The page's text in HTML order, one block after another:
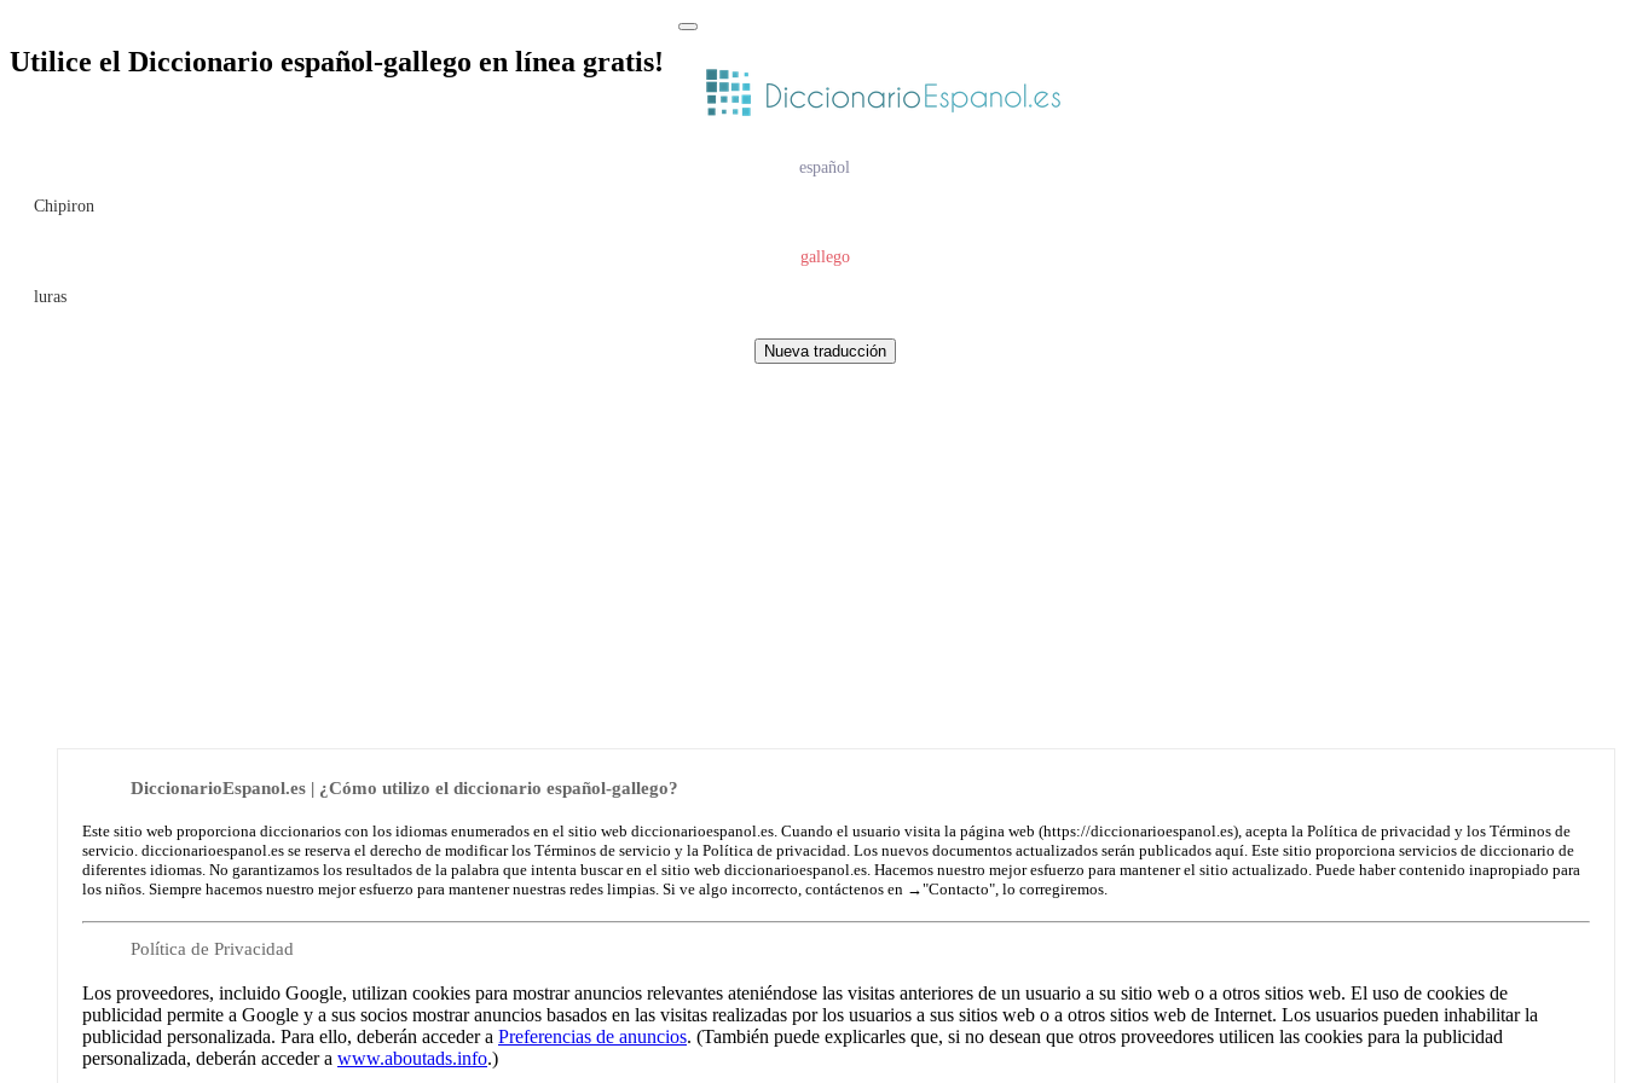
Utilice el Diccionario español-gallego en línea gratis!
español
Chipiron
gallego
luras
DiccionarioEspanol.es | ¿Cómo utilizo el diccionario español-gallego?
Este sitio web proporciona diccionarios con los idiomas enumerados en el sitio web diccionarioespanol.es. Cuando el usuario visita la página web (https://diccionarioespanol.es), acepta la Política de privacidad y los Términos de
servicio. diccionarioespanol.es se reserva el derecho de modificar los Términos de servicio y la Política de privacidad. Los nuevos documentos actualizados serán publicados aquí. Este sitio proporciona servicios de diccionario de
diferentes idiomas. No garantizamos los resultados de la palabra que intenta buscar en el sitio web diccionarioespanol.es. Hacemos nuestro mejor esfuerzo para mantener el sitio actualizado. Puede haber contenido inapropiado para
los niños. Siempre hacemos nuestro mejor esfuerzo para mantener nuestras redes limpias. Si ve algo incorrecto, contáctenos en →"Contacto", lo corregiremos.
Política de Privacidad
Los proveedores, incluido Google, utilizan cookies para mostrar anuncios relevantes ateniéndose las visitas anteriores de un usuario a su sitio web o a otros sitios web. El uso de cookies de
publicidad permite a Google y a sus socios mostrar anuncios basados en las visitas realizadas por los usuarios a sus sitios web o a otros sitios web de Internet. Los usuarios pueden inhabilitar la
publicidad personalizada. Para ello, deberán acceder a Preferencias de anuncios. (También puede explicarles que, si no desean que otros proveedores utilicen las cookies para la publicidad
personalizada, deberán acceder a www.aboutads.info.)